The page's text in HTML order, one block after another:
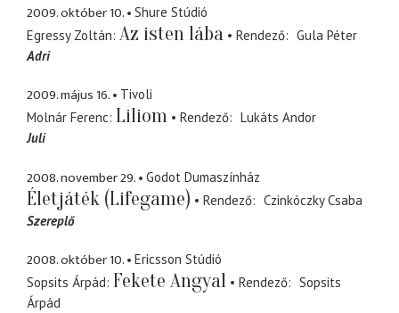
2009. október 10.
Shure Stúdió
Egressy Zoltán Az isten lába Rendező
Gula Péter
Adri
2009. május 16.
Tivoli
Molnár Ferenc Liliom Rendező
Lukáts Andor
Juli
2008. november 29. Godot Dumaszínház
Életjáték (Lifegame) Rendező
Czinkóczky Csaba
Szereplő
2008. október 10.
Ericsson Stúdió
Sopsits Árpád Fekete Angyal Rendező
Sopsits
Árpád